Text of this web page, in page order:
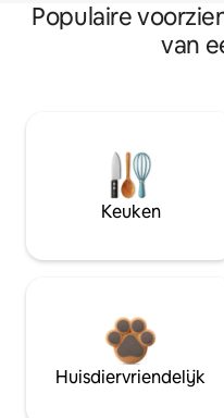
Populaire
van
Keuken
Huisdiervriendelijk